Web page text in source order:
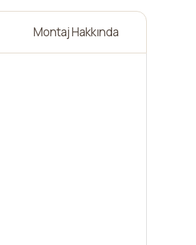
Montaj Hakkında